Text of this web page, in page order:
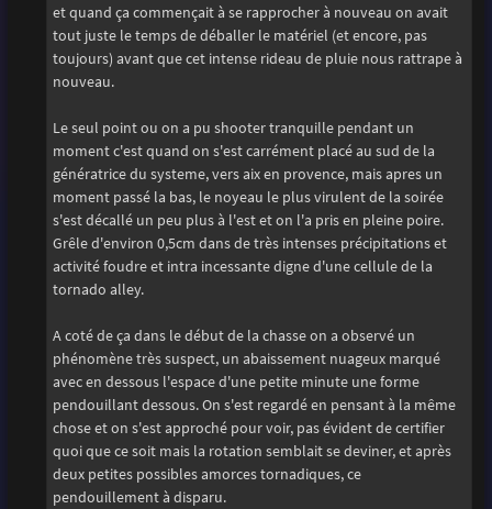
et quand ça commençait à se rapprocher à nouveau on avait
tout juste le temps de déballer le matériel (et encore, pas
toujours) avant que cet intense rideau de pluie nous rattrape à
nouveau.
Le seul point ou on a pu shooter tranquille pendant un
moment c'est quand on s'est carrément placé au sud de la
génératrice du systeme, vers aix en provence, mais apres un
moment passé la bas, le noyeau le plus virulent de la soirée
s'est décallé un peu plus à l'est et on l'a pris en pleine poire.
Grêle d'environ 0,5cm dans de très intenses précipitations et
activité foudre et intra incessante digne d'une cellule de la
tornado alley.
A coté de ça dans le début de la chasse on a observé un
phénomène très suspect, un abaissement nuageux marqué
avec en dessous l'espace d'une petite minute une forme
pendouillant dessous. On s'est regardé en pensant à la même
chose et on s'est approché pour voir, pas évident de certifier
quoi que ce soit mais la rotation semblait se deviner, et après
deux petites possibles amorces tornadiques, ce
pendouillement à disparu.